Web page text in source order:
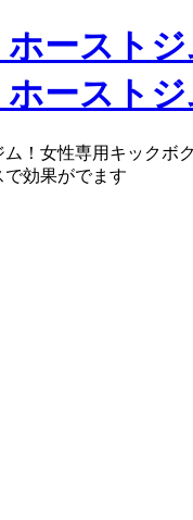
！女性専用キック
効果がでます